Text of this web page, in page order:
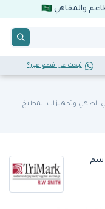
والمقاهي
تبحث عن قطع غيار؟
الطهي وتجهيزات المطبخ
وعاء من الفولاذ المقاوم للصدأ RW مقاس 32 سم